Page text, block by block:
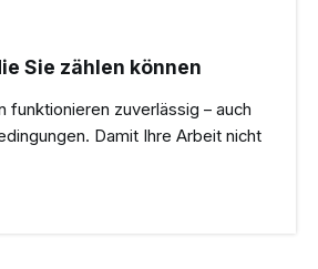
Sie zählen können
funktionieren zuverlässig – auch
Damit Ihre Arbeit nicht